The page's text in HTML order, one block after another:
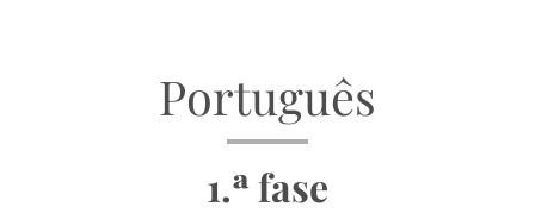
Português
1.ª fase